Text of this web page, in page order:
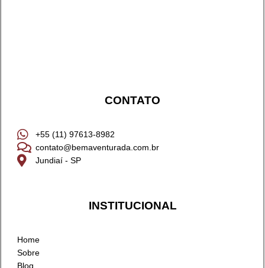
CONTATO
+55 (11) 97613-8982
contato@bemaventurada.com.br
Jundiaí - SP
INSTITUCIONAL
Home
Sobre
Blog